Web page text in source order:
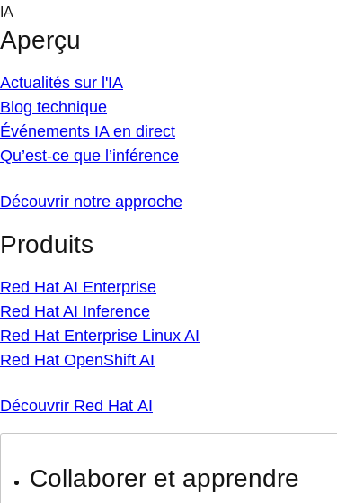
Skip
content
IA
Aperçu
Actualités sur l'IA
Blog technique
Événements IA en direct
Qu’est-ce que l’inférence
Découvrir notre approche
Produits
Red Hat AI Enterprise
Red Hat AI Inference
Red Hat Enterprise Linux AI
Red Hat OpenShift AI
Découvrir Red Hat AI
Collaborer et apprendre